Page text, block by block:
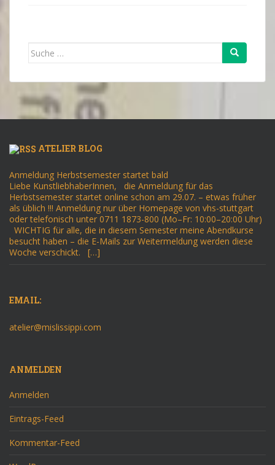
Suche
ATELIER BLOG
Anmeldung Herbstsemester startet bald
Liebe KunstliebhaberInnen, die Anmeldung für das
Herbstsemester startet online schon am 29.07. – etwas früher
als üblich !!! Anmeldung nur über Homepage von vhs-stuttgart
oder telefonisch unter 0711 1873-800 (Mo–Fr: 10:00–20:00 Uhr)
WICHTIG für alle, die in diesem Semester meine Abendkurse
besucht haben – die E-Mails zur Weitermeldung werden diese
Woche verschickt. […]
EMAIL:
atelier@mislissippi.com
ANMELDEN
Anmelden
Eintrags-Feed
Kommentar-Feed